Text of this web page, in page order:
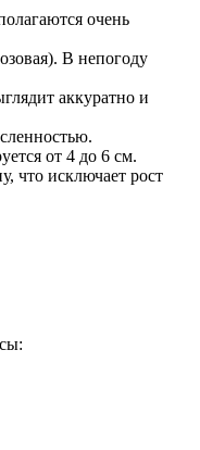
очень
В непогоду
аккуратно и
от 4 до 6 см.
что исключает рост